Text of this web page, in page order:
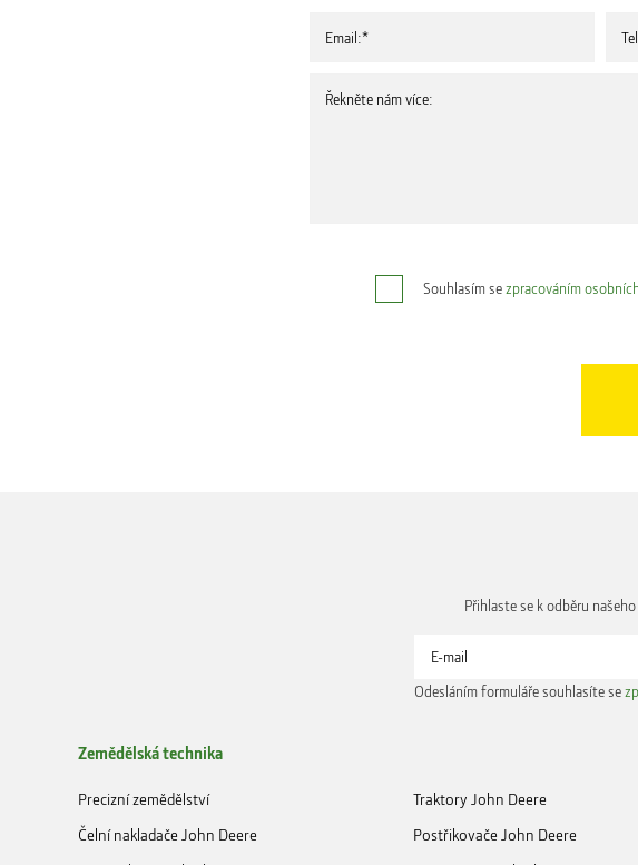
Souhlasím sezpracováním
Přihlaste se k odběru
Odesláním formuláře souhlasíte se
Zemědělská technika
Precizní zemědělství Traktory John Deere
Čelní nakladače John Deere
Postřikovače John Deere